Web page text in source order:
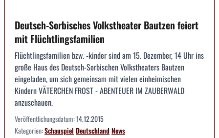
Deutsch-Sorbisches Volkstheater Bautzen feiert
mit Flüchtlingsfamilien
Flüchtlingsfamilien bzw. -kinder sind am 15. Dezember, 14 Uhr ins
große Haus des Deutsch-Sorbischen Volkstheaters Bautzen
eingeladen, um sich gemeinsam mit vielen einheimischen
Kindern VÄTERCHEN FROST - ABENTEUER IM ZAUBERWALD
anzuschauen.
Veröffentlichungsdatum:14.12.2015
Kategorien:Schauspiel DeutschlandNews